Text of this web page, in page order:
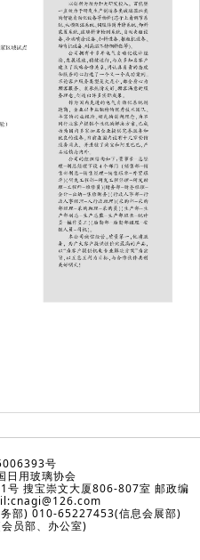
号
日用玻璃协会
号 搜宝崇文大厦806-807室 邮政编
部) 010-65227453(信息会展部)
员部、办公室)